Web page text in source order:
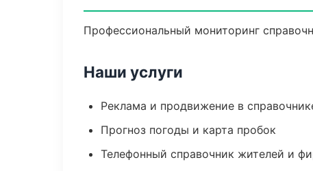
Профессиональный мониторинг
Наши услуги
Реклама и продвижение в
Прогноз погоды и карта пробок
Телефонный справочник жителей и